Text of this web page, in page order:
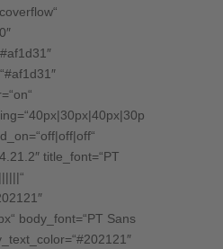
title_font=“PT
body_font=“PT Sans